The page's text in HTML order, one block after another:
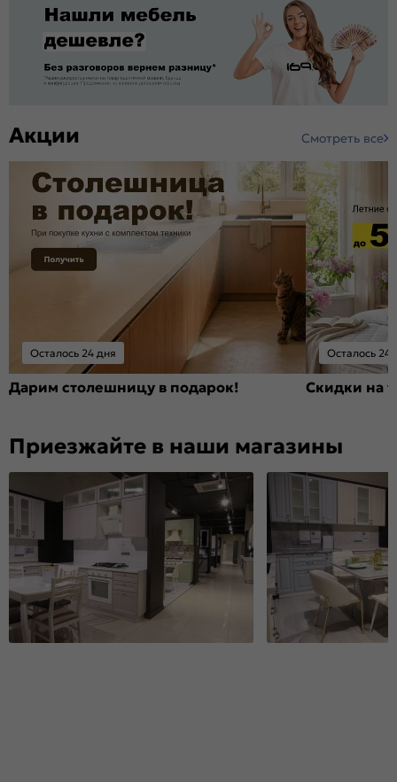
Акции Смотреть все
Осталось 24 дня
Дарим столешницу в подарок!
Осталось 24
Скидки на
Приезжайте в наши магазины